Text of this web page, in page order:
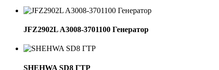
JFZ2902L A3008-3701100 Генератор
SHEHWA SD8 ГТР